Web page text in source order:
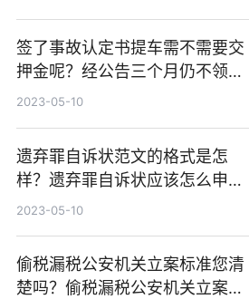
签了事故认定书提车需不需要交
押金呢？经公告三个月仍不领取
的会如何处理扣留的车辆？
2023-05-10
遗弃罪自诉状范文的格式是怎
样？遗弃罪自诉状应该怎么申请
吗？
2023-05-10
偷税漏税公安机关立案标准您清
楚吗？偷税漏税公安机关立案情